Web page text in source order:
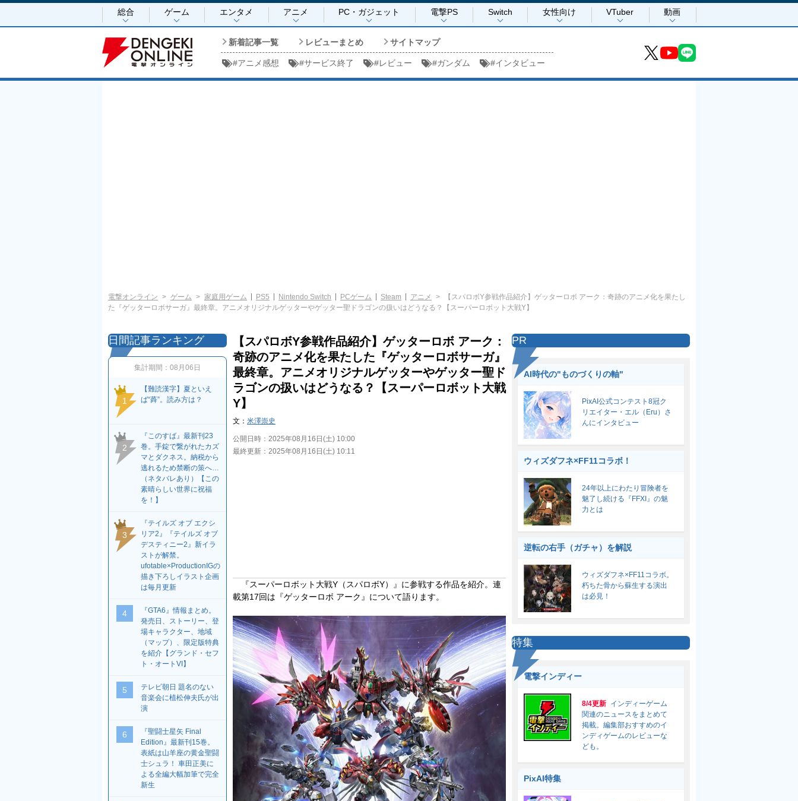
総合 ゲーム エンタメ アニメ PC・ガジェット 電撃PS Switch 女性向け VTuber 動画
新着記事一覧 レビューまとめ サイトマップ
#アニメ感想 #サービス終了 #レビュー #ガンダム #インタビュー
電撃オンライン ゲーム 家庭用ゲーム PS5 Nintendo Switch PCゲーム Steam アニメ
【スパロボY参戦作品紹介】ゲッターロボ アーク：奇跡のアニメ化を果たし
た『ゲッターロボサーガ』最終章。アニメオリジナルゲッターやゲッター聖ドラゴンの扱いはどうなる？【スーパーロボット大戦Y】
【スパロボY参戦作品紹介】ゲッターロボ アーク：
奇跡のアニメ化を果たした『ゲッターロボサーガ』
最終章。アニメオリジナルゲッターやゲッター聖ド
ラゴンの扱いはどうなる？【スーパーロボット大戦
Y】
文： 米澤崇史
公開日時： 2025年08月16日(土) 10:00
最終更新： 2025年08月16日(土) 10:11
『スーパーロボット大戦Y（スパロボY）』に参戦する作品を紹介。連
載第17回は『ゲッターロボ アーク』について語ります。
日間記事ランキング
集計期間： 08月06日
1
【難読漢字】夏といえ
ば“蕣”。読み方は？
2
『このすば』最新刊23
巻。手錠で繋がれたカズ
マとダクネス。納税から
逃れるため禁断の策へ…
（ネタバレあり）【この
素晴らしい世界に祝福
を！】
3
『テイルズ オブ エクシ
リア2』『テイルズ オブ
デスティニー2』新イラ
ストが解禁。
ufotable×ProductionIGの
描き下ろしイラスト企画
は毎月更新
4
『GTA6』情報まとめ。
発売日、ストーリー、登
場キャラクター、地域
（マップ）、限定版特典
を紹介【グランド・セフ
ト・オートVI】
5
テレビ朝日 題名のない
音楽会に植松伸夫氏が出
演
6
『聖闘士星矢 Final
Edition』最新刊15巻。
表紙は山羊座の黄金聖闘
士シュラ！ 車田正美に
よる全編大幅加筆で完全
新生
PR
AI時代の"ものづくりの軸"
PixAI公式コンテスト8冠ク
リエイター・エル（Eru）さ
んにインタビュー
ウィズダフネ×FF11コラボ！
24年以上にわたり冒険者を
魅了し続ける『FFXI』の魅
力とは
逆転の右手（ガチャ）を解説
ウィズダフネ×FF11コラボ。
朽ちた骨から蘇生する演出
は必見！
特集
電撃インディー
8/4更新 インディーゲーム
関連のニュースをまとめて
掲載。編集部おすすめのイ
ンディゲームのレビューな
ども。
PixAI特集